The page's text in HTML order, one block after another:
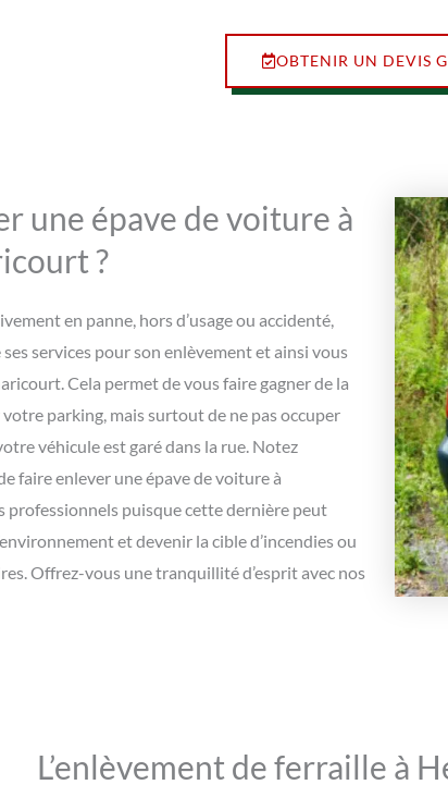
OBTENIR UN DEVIS
une épave de voiture à
?
en panne, hors d’usage ou accidenté,
services pour son enlèvement et ainsi vous
Cela permet de vous faire gagner de la
parking, mais surtout de ne pas occuper
véhicule est garé dans la rue. Notez
faire enlever une épave de voiture à
professionnels puisque cette dernière peut
et devenir la cible d’incendies ou
Offrez-vous une tranquillité d’esprit avec nos
L’enlèvement de ferraille à